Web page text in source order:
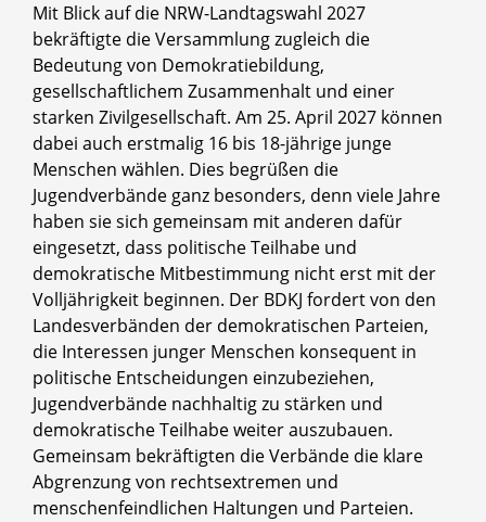
Mit Blick auf die NRW-Landtagswahl 2027
bekräftigte die Versammlung zugleich die
Bedeutung von Demokratiebildung,
gesellschaftlichem Zusammenhalt und einer
starken Zivilgesellschaft. Am 25. April 2027 können
dabei auch erstmalig 16 bis 18-jährige junge
Menschen wählen. Dies begrüßen die
Jugendverbände ganz besonders, denn viele Jahre
haben sie sich gemeinsam mit anderen dafür
eingesetzt, dass politische Teilhabe und
demokratische Mitbestimmung nicht erst mit der
Volljährigkeit beginnen. Der BDKJ fordert von den
Landesverbänden der demokratischen Parteien,
die Interessen junger Menschen konsequent in
politische Entscheidungen einzubeziehen,
Jugendverbände nachhaltig zu stärken und
demokratische Teilhabe weiter auszubauen.
Gemeinsam bekräftigten die Verbände die klare
Abgrenzung von rechtsextremen und
menschenfeindlichen Haltungen und Parteien.